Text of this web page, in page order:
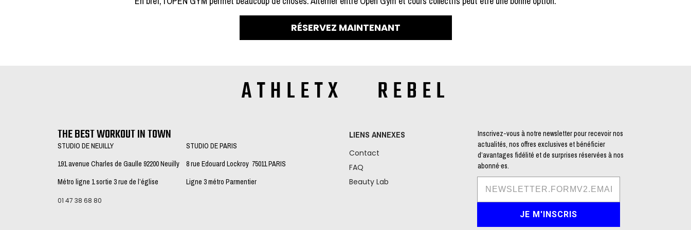
RÉSERVEZ MAINTENANT
ATHLETX REBEL
THE BEST WORKOUT IN TOWN
STUDIO DE NEUILLY
191 avenue Charles de Gaulle 92200 Neuilly
Métro ligne 1 sortie 3 rue de l’église
01 47 38 68 80
STUDIO DE PARIS
8 rue Edouard Lockroy 75011 PARIS
Ligne 3 métro Parmentier
LIENS ANNEXES
Contact
FAQ
Beauty Lab
Inscrivez-vous à notre newsletter pour recevoir nos
actualités, nos offres exclusives et bénéficier
d’avantages fidélité et de surprises réservées à nos
abonné·es.
JE M'INSCRIS